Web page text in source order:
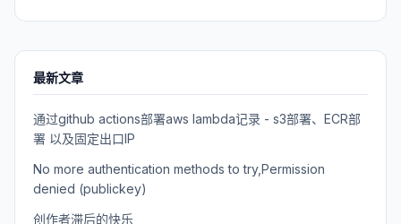
最新文章
通过github actions部署aws lambda记录 - s3部署、ECR部
署 以及固定出口IP
No more authentication methods to try,Permission
denied (publickey)
创作者滞后的快乐